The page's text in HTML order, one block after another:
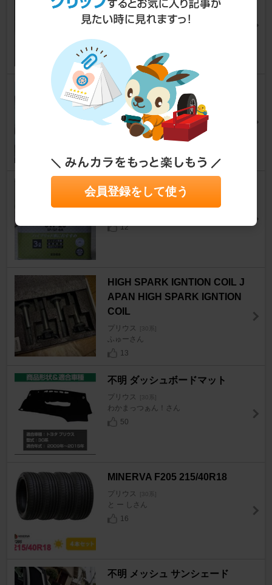
ミネーション
プリウス [30系]
DAISO 折りたたみフロントサ
ンシェード(300円)
プリウス [30系]
ぷりおかぷり子さん
CRUZARD 0W-20 SP/GF6A
12
HIGH SPARK IGNTION COIL J
APAN HIGH SPARK IGNTION
COIL
プリウス [30系]
ふゅーさん
13
不明 ダッシュボードマット
プリウス [30系]
わかまっつぁん！さん
50
MINERVA F205 215/40R18
プリウス [30系]
と ー しさん
16
不明 メッシュ サンシェード
会員登録をして使う